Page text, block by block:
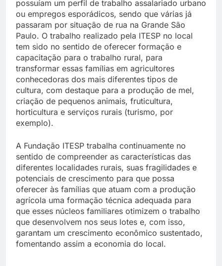
possuíam um perfil de trabalho assalariado urbano
ou empregos esporádicos, sendo que várias já
passaram por situação de rua na Grande São
Paulo. O trabalho realizado pela ITESP no local
tem sido no sentido de oferecer formação e
capacitação para o trabalho rural, para
transformar essas famílias em agricultores
conhecedoras dos mais diferentes tipos de
cultura, com destaque para a produção de mel,
criação de pequenos animais, fruticultura,
horticultura e serviços rurais (turismo, por
exemplo).
A Fundação ITESP trabalha continuamente no
sentido de compreender as características das
diferentes localidades rurais, suas fragilidades e
potenciais de crescimento para que possa
oferecer às famílias que atuam com a produção
agrícola uma formação técnica adequada para
que esses núcleos familiares otimizem o trabalho
que desenvolvem nos seus lotes e, com isso,
garantam um crescimento econômico sustentado,
fomentando assim a economia do local.